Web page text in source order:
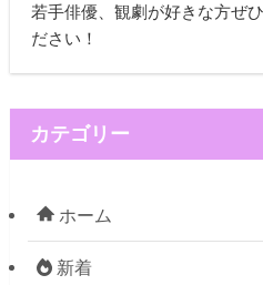
若手俳優、観劇が好きな方ぜ
ださい！
カテゴリー
ホーム
新着